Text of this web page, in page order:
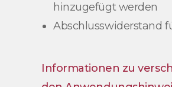
hinzugefügt werden
Abschlusswiderstand
Informationen zu